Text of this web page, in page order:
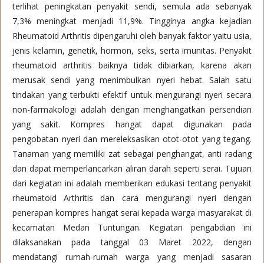
terlihat peningkatan penyakit sendi, semula ada sebanyak
7,3% meningkat menjadi 11,9%. Tingginya angka kejadian
Rheumatoid Arthritis dipengaruhi oleh banyak faktor yaitu usia,
jenis kelamin, genetik, hormon, seks, serta imunitas. Penyakit
rheumatoid arthritis baiknya tidak dibiarkan, karena akan
merusak sendi yang menimbulkan nyeri hebat. Salah satu
tindakan yang terbukti efektif untuk mengurangi nyeri secara
non-farmakologi adalah dengan menghangatkan persendian
yang sakit. Kompres hangat dapat digunakan pada
pengobatan nyeri dan mereleksasikan otot-otot yang tegang.
Tanaman yang memiliki zat sebagai penghangat, anti radang
dan dapat memperlancarkan aliran darah seperti serai. Tujuan
dari kegiatan ini adalah memberikan edukasi tentang penyakit
rheumatoid Arthritis dan cara mengurangi nyeri dengan
penerapan kompres hangat serai kepada warga masyarakat di
kecamatan Medan Tuntungan. Kegiatan pengabdian ini
dilaksanakan pada tanggal 03 Maret 2022, dengan
mendatangi rumah-rumah warga yang menjadi sasaran